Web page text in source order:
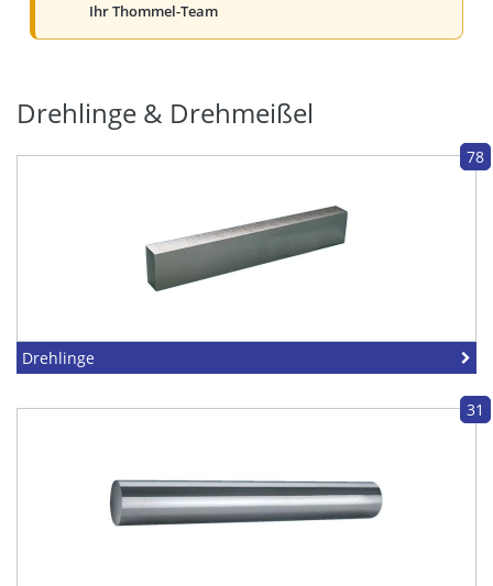
Ihr Thommel-Team
Drehlinge & Drehmeißel
78
Drehlinge
31